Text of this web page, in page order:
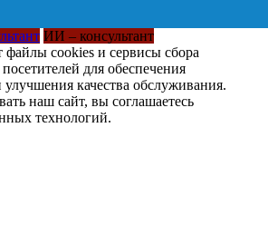
ИИ – консультант
файлы cookies и сервисы сбора
для обеспечения
улучшения качества обслуживания.
наш сайт, вы соглашаетесь
технологий.